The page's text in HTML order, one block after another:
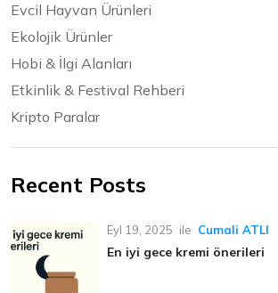
Evcil Hayvan Ürünleri
Ekolojik Ürünler
Hobi & İlgi Alanları
Etkinlik & Festival Rehberi
Kripto Paralar
Recent Posts
Eyl 19, 2025 ile Cumali ATLI
En iyi gece kremi önerileri